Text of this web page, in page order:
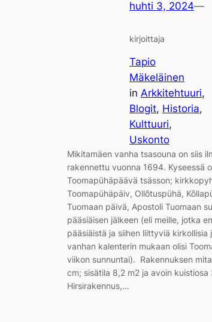
huhti 3, 2024—
kirjoittaja
Tapio
Mäkeläinen
in Arkkitehtuuri
Blogit, Historia
Kulttuuri
Uskonto
Mikitamäen vanha tsasouna on siis
rakennettu vuonna 1694. Kyseessä
Toomapühäpäävä tsässon;
Toomapühäpäiv, Ollõtuspühä,
Tuomaan päivä, Apostoli Tuomaan
pääsiäisen jälkeen (eli meille, jotka
pääsiäistä ja siihen liittyviä kirkollisia
vanhan kalenterin mukaan olisi
viikon sunnuntai). Rakennuksen
cm; sisätila 8,2 m2 ja avoin kuistiosa
Hirsirakennus,…